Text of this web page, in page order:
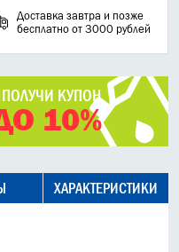
Доставка завтра и позже
бесплатно от 3000 рублей
КУПОН
10%
ХАРАКТЕРИСТИКИ